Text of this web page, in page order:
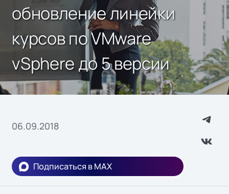
обновление линейки
курсов по VMware
vSphere до 5 версии
06.09.2018
Подписаться в MAX